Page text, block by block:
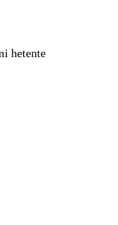
hetente